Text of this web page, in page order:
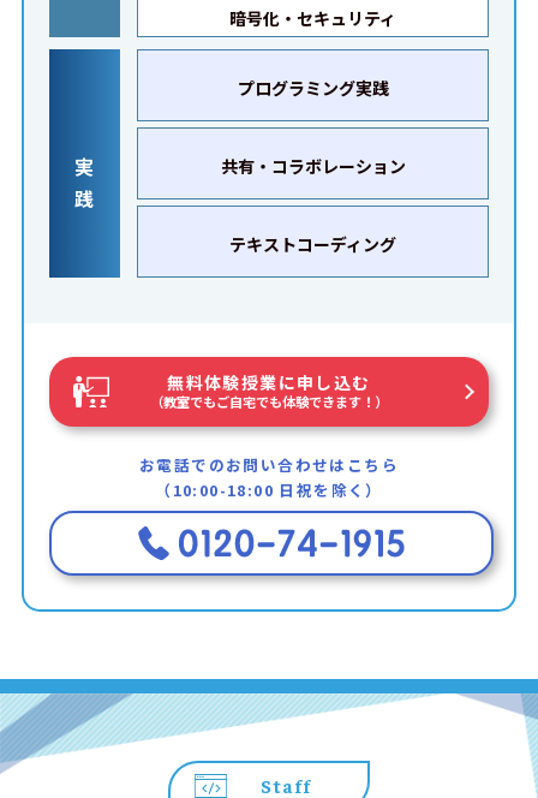
暗号化・セキュリティ
実
践
プログラミング実践
共有・コラボレーション
テキストコーディング
無料体験授業に申し込む
（教室でもご自宅でも体験できます！）
お電話でのお問い合わせはこちら
（10:00-18:00 日祝を除く）
Staff